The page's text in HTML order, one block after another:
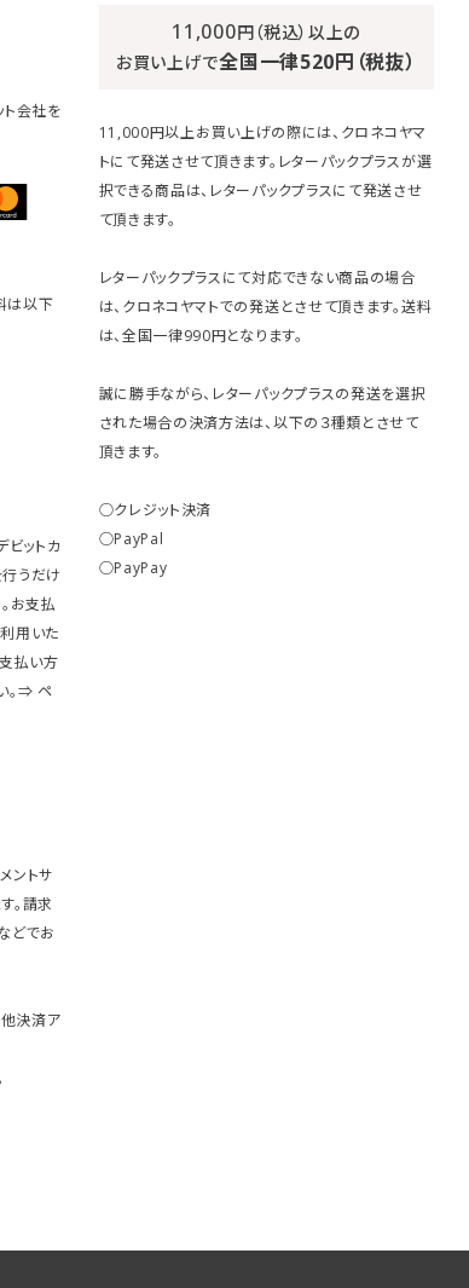
ト会社を
は以下
ビットカ
うだけ
お支払
用いた
払い方
。⇒ ペ
ントサ
。請求
どでお
他決済ア
11,000円（税込）以上の
お買い上げで全国一律520円（税抜）
11,000円以上お買い上げの際には、クロネコヤマ
トにて発送させて頂きます。レターパックプラスが選
択できる商品は、レターパックプラスにて発送させ
て頂きます。
レターパックプラスにて対応できない商品の場合
は、クロネコヤマトでの発送とさせて頂きます。送料
は、全国一律990円となります。
誠に勝手ながら、レターパックプラスの発送を選択
された場合の決済方法は、以下の３種類とさせて
頂きます。
○クレジット決済
○PayPal
○PayPay